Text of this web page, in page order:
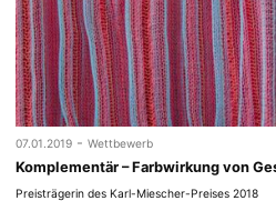
07.01.2019 - Wettbewerb
Komplementär – Farbwirkung von
Preisträgerin des Karl-Miescher-Preises 2018